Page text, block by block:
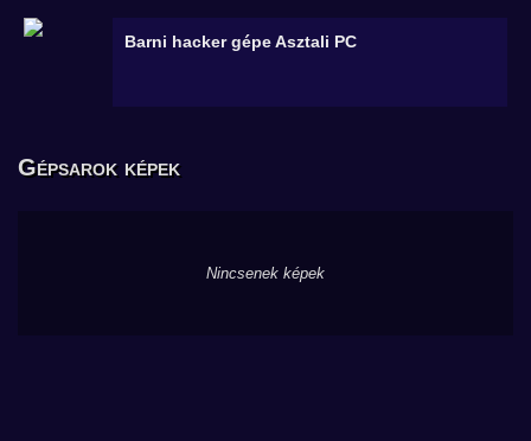
Barni hacker gépeAsztali PC
Gépsarok képek
Nincsenek képek